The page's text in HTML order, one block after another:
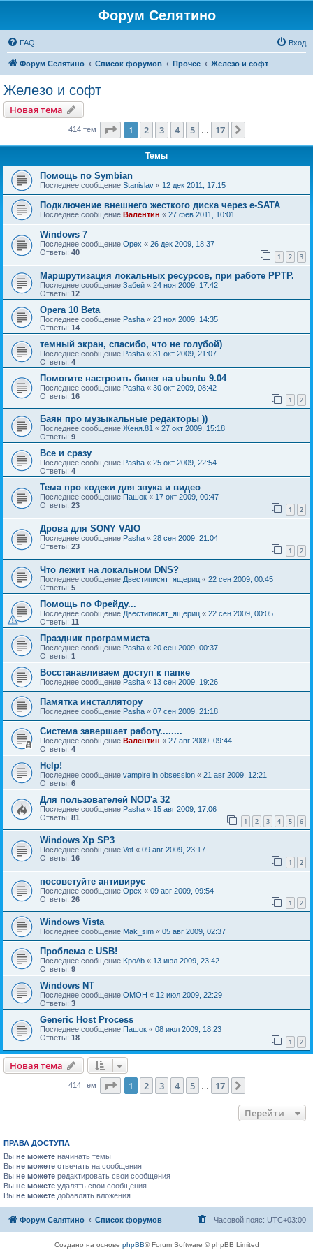
Форум Селятино
FAQ Вход
Форум Селятино Список форумов Прочее Железо и софт
Железо и софт
Новая тема
414 тем Страница из 17
1 2 3 4 5 17
Темы
Помощь по Symbian
Последнее сообщение Stanislav « 12 дек 2011, 17:15
Подключение внешнего жесткого диска через e-SATA
Последнее сообщение Валентин « 27 фев 2011, 10:01
Windows 7
Последнее сообщение Орех « 26 дек 2009, 18:37
Ответы: 40 1 2 3
Маршрутизация локальных ресурсов, при работе PPTP.
Последнее сообщение Забей « 24 ноя 2009, 17:42
Ответы: 12
Opera 10 Beta
Последнее сообщение Pasha « 23 ноя 2009, 14:35
Ответы: 14
темный экран, спасибо, что не голубой)
Последнее сообщение Pasha « 31 окт 2009, 21:07
Ответы: 4
Помогите настроить бивег на ubuntu 9.04
Последнее сообщение Pasha « 30 окт 2009, 08:42
Ответы: 16 1 2
Баян про музыкальные редакторы ))
Последнее сообщение Женя.81 « 27 окт 2009, 15:18
Ответы: 9
Все и сразу
Последнее сообщение Pasha « 25 окт 2009, 22:54
Ответы: 4
Тема про кодеки для звука и видео
Последнее сообщение Пашок « 17 окт 2009, 00:47
Ответы: 23 1 2
Дрова для SONY VAIO
Последнее сообщение Pasha « 28 сен 2009, 21:04
Ответы: 23 1 2
Что лежит на локальном DNS?
Последнее сообщение Двестиписят_ящериц « 22 сен 2009, 00:45
Ответы: 5
Помощь по Фрейду...
Последнее сообщение Двестиписят_ящериц « 22 сен 2009, 00:05
Ответы: 11
Праздник программиста
Последнее сообщение Pasha « 20 сен 2009, 00:37
Ответы: 1
Восстанавливаем доступ к папке
Последнее сообщение Pasha « 13 сен 2009, 19:26
Памятка инсталлятору
Последнее сообщение Pasha « 07 сен 2009, 21:18
Система завершает работу........
Последнее сообщение Валентин « 27 авг 2009, 09:44
Ответы: 4
Help!
Последнее сообщение vampire in obsession « 21 авг 2009, 12:21
Ответы: 6
Для пользователей NOD'а 32
Последнее сообщение Pasha « 15 авг 2009, 17:06
Ответы: 81 1 2 3 4 5 6
Windows Xp SP3
Последнее сообщение Vot « 09 авг 2009, 23:17
Ответы: 16 1 2
посоветуйте антивирус
Последнее сообщение Орех « 09 авг 2009, 09:54
Ответы: 26 1 2
Windows Vista
Последнее сообщение Mak_sim « 05 авг 2009, 02:37
Проблема с USB!
Последнее сообщение Kpo/\b « 13 июл 2009, 23:42
Ответы: 9
Windows NT
Последнее сообщение OMOH « 12 июл 2009, 22:29
Ответы: 3
Generic Host Process
Последнее сообщение Пашок « 08 июл 2009, 18:23
Ответы: 18 1 2
Новая тема
414 тем Страница из 17
1 2 3 4 5 17
Перейти
ПРАВА ДОСТУПА
Вы не можете начинать темы
Вы не можете отвечать на сообщения
Вы не можете редактировать свои сообщения
Вы не можете удалять свои сообщения
Вы не можете добавлять вложения
Форум Селятино Список форумов Часовой пояс: UTC+03:00
Создано на основе phpBB® Forum Software © phpBB Limited